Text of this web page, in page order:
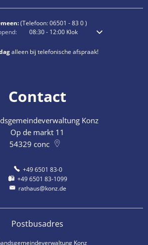
(Telefoon:06501 - 83 0)
openings- of sluitingstijden te verbergen
08:30-12:00Klok Van 8:30 uur tot
alleen bij telefonische afspraak!
Contact
Konz
Op de markt 11
54329 conc
+49 6501 83-0
+49 6501 83-1099
rathaus@konz.de
Postbusadres
Konz